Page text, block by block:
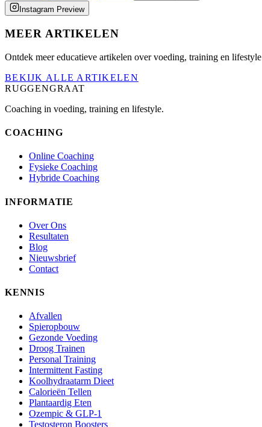
Instagram Preview
MEER ARTIKELEN
Ontdek meer educatieve artikelen over voeding, training en lifestyle
BEKIJK ALLE ARTIKELEN
RUGGENGRAAT
Coaching in voeding, training en lifestyle.
COACHING
Online Coaching
Fysieke Coaching
Hybride Coaching
INFORMATIE
Over Ons
Resultaten
Blog
Nieuwsbrief
Contact
KENNIS
Afvallen
Spieropbouw
Gezonde Voeding
Droog Trainen
Personal Training
Intermittent Fasting
Koolhydraatarm Dieet
Calorieën Tellen
Plantaardig Eten
Ozempic & GLP-1
Testosteron Boosters